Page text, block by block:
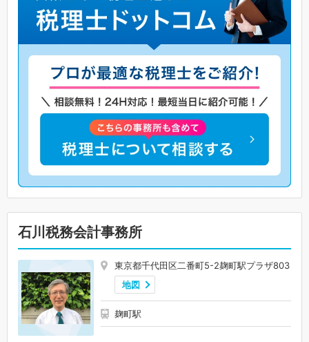
石川税務会計事務所
東京都千代田区二番町5-2麹町駅プラザ803
地図
麹町駅